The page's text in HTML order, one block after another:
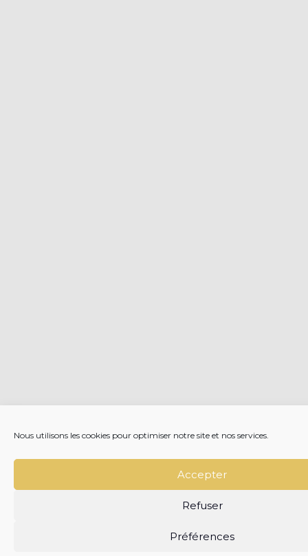
Nous utilisons les cookies pour optimiser notre site et nos services.
Accepter
Refuser
Préférences